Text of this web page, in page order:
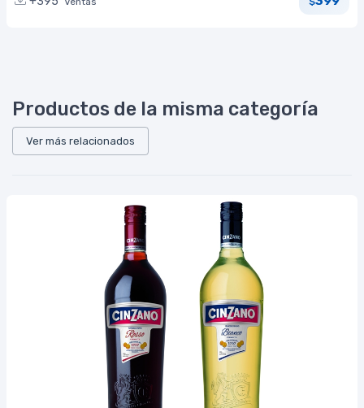
Productos de la misma categoría
Ver más relacionados